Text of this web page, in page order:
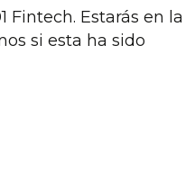
Fintech. Estarás en la
si esta ha sido